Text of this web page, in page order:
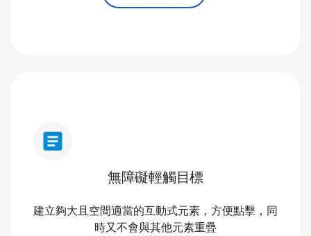
article
無障礙輕觸目標
建立夠大且空間適當的互動式元素，方便點擊，同
時又不會與其他元素重疊